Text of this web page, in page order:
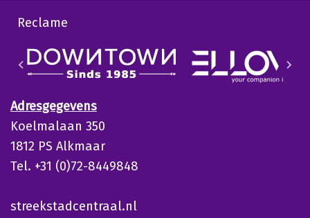
Reclame
Adresgegevens
Koelmalaan 350
1812 PS Alkmaar
Tel. +31 (0)72-8449848
streekstadcentraal.nl